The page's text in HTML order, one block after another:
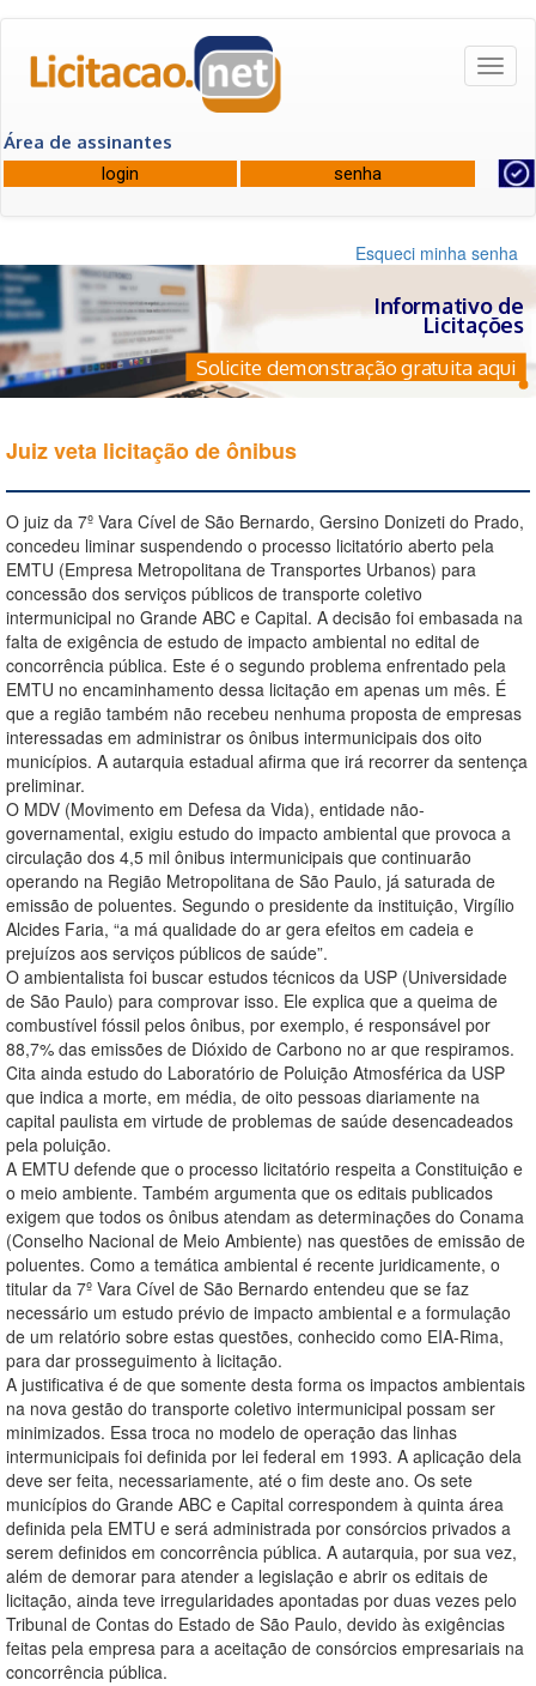
Área de assinantes
Esqueci minha senha
Informativo de
Licitações
Solicite demonstração gratuita aqui
Juiz veta licitação de ônibus
O juiz da 7º Vara Cível de São Bernardo, Gersino Donizeti do Prado,
concedeu liminar suspendendo o processo licitatório aberto pela
EMTU (Empresa Metropolitana de Transportes Urbanos) para
concessão dos serviços públicos de transporte coletivo
intermunicipal no Grande ABC e Capital. A decisão foi embasada na
falta de exigência de estudo de impacto ambiental no edital de
concorrência pública. Este é o segundo problema enfrentado pela
EMTU no encaminhamento dessa licitação em apenas um mês. É
que a região também não recebeu nenhuma proposta de empresas
interessadas em administrar os ônibus intermunicipais dos oito
municípios. A autarquia estadual afirma que irá recorrer da sentença
preliminar.
O MDV (Movimento em Defesa da Vida), entidade não-
governamental, exigiu estudo do impacto ambiental que provoca a
circulação dos 4,5 mil ônibus intermunicipais que continuarão
operando na Região Metropolitana de São Paulo, já saturada de
emissão de poluentes. Segundo o presidente da instituição, Virgílio
Alcides Faria, “a má qualidade do ar gera efeitos em cadeia e
prejuízos aos serviços públicos de saúde”.
O ambientalista foi buscar estudos técnicos da USP (Universidade
de São Paulo) para comprovar isso. Ele explica que a queima de
combustível fóssil pelos ônibus, por exemplo, é responsável por
88,7% das emissões de Dióxido de Carbono no ar que respiramos.
Cita ainda estudo do Laboratório de Poluição Atmosférica da USP
que indica a morte, em média, de oito pessoas diariamente na
capital paulista em virtude de problemas de saúde desencadeados
pela poluição.
A EMTU defende que o processo licitatório respeita a Constituição e
o meio ambiente. Também argumenta que os editais publicados
exigem que todos os ônibus atendam as determinações do Conama
(Conselho Nacional de Meio Ambiente) nas questões de emissão de
poluentes. Como a temática ambiental é recente juridicamente, o
titular da 7º Vara Cível de São Bernardo entendeu que se faz
necessário um estudo prévio de impacto ambiental e a formulação
de um relatório sobre estas questões, conhecido como EIA-Rima,
para dar prosseguimento à licitação.
A justificativa é de que somente desta forma os impactos ambientais
na nova gestão do transporte coletivo intermunicipal possam ser
minimizados. Essa troca no modelo de operação das linhas
intermunicipais foi definida por lei federal em 1993. A aplicação dela
deve ser feita, necessariamente, até o fim deste ano. Os sete
municípios do Grande ABC e Capital correspondem à quinta área
definida pela EMTU e será administrada por consórcios privados a
serem definidos em concorrência pública. A autarquia, por sua vez,
além de demorar para atender a legislação e abrir os editais de
licitação, ainda teve irregularidades apontadas por duas vezes pelo
Tribunal de Contas do Estado de São Paulo, devido às exigências
feitas pela empresa para a aceitação de consórcios empresariais na
concorrência pública.